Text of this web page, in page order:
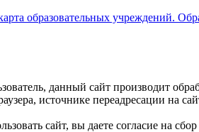
образовательных учреждений.
данный сайт производит
источнике переадресации на
сайт, вы даете согласие на